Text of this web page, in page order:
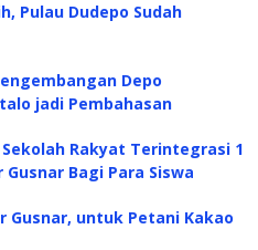
Pulau Dudepo Sudah
Depo
jadi Pembahasan
Rakyat Terintegrasi 1
Bagi Para Siswa
Gusnar, untuk Petani Kakao